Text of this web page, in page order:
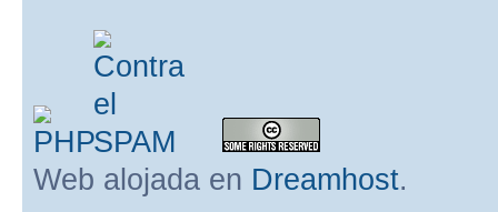
Web alojada en Dreamhost.